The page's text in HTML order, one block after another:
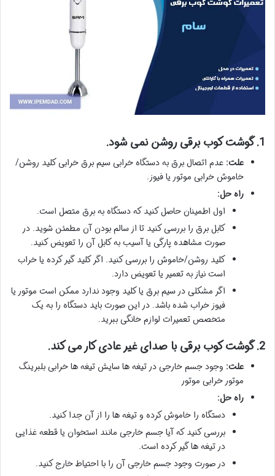
1. گوشت کوب برقی روشن نمی شود.
علت: عدم اتصال برق به دستگاه خرابی سیم برق خرابی کلید روشن/
خاموش خرابی موتور یا فیوز.
راه حل:
اول اطمینان حاصل کنید که دستگاه به برق متصل است.
کابل برق را بررسی کنید تا از سالم بودن آن مطمئن شوید. در
صورت مشاهده پارگی یا آسیب به کابل آن را تعویض کنید.
کلید روشن/خاموش را بررسی کنید. اگر کلید گیر کرده یا خراب
است نیاز به تعمیر یا تعویض دارد.
اگر مشکلی در سیم برق یا کلید وجود ندارد ممکن است موتور یا
فیوز خراب شده باشد. در این صورت باید دستگاه را به یک
متخصص تعمیرات لوازم خانگی ببرید.
2. گوشت کوب برقی با صدای غیر عادی کار می کند.
علت: وجود جسم خارجی در تیغه ها سایش تیغه ها خرابی بلبرینگ
موتور خرابی موتور
راه حل:
دستگاه را خاموش کرده و تیغه ها را از آن جدا کنید.
بررسی کنید که آیا جسم خارجی مانند استخوان یا قطعه غذایی
در تیغه ها گیر کرده است.
در صورت وجود جسم خارجی آن را با احتیاط خارج کنید.